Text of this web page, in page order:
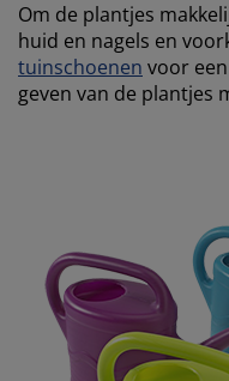
Om de plantjes
huid en nagels en
tuinschoenen voor
geven van de plantjes